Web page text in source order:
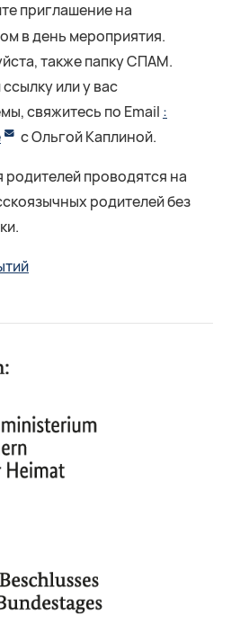
приглашение на
в день мероприятия.
также папку СПАМ.
или у вас
свяжитесь по Email :
с Ольгой Каплиной.
проводятся на
родителей без